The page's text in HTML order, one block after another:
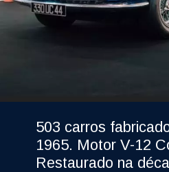
503 carros
1965. Motor V-12
Restaurado na